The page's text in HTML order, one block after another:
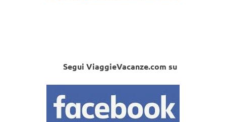
Segui ViaggieVacanze.com su